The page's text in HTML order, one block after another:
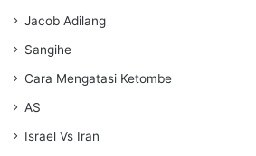
Jacob Adilang
Sangihe
Cara Mengatasi Ketombe
AS
Israel Vs Iran